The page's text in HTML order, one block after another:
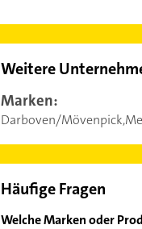
Weitere
Marken:
Darboven/
Häufige Fragen
Welche Marken oder